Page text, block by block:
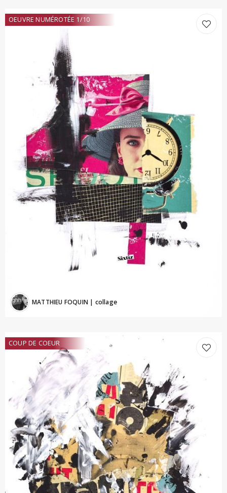
OEUVRE NUMÉROTÉE 1/10
MATTHIEU FOQUIN | collage
COUP DE COEUR